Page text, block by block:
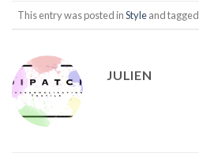
This entry was posted inStyleand tagged
JULIEN